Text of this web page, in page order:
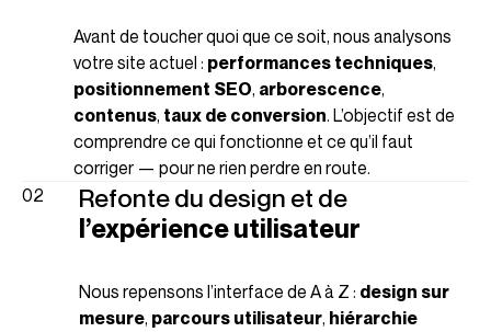
Avant de toucher quoi que ce soit, nous analysons
votre site actuel : performances techniques,
positionnement SEO, arborescence,
contenus, taux de conversion. L’objectif est de
comprendre ce qui fonctionne et ce qu’il faut
corriger — pour ne rien perdre en route.
Refonte du design et de
l’expérience utilisateur
Nous repensons l’interface de A à Z : design sur
mesure, parcours utilisateur, hiérarchie